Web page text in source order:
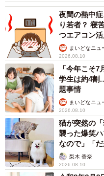
夜間の熱中
り若者？ 寝
つエアコン
まいどなニュ
2026.08.10
「今年こそ
学生は約4
題事情
まいどなニュ
2026.08.10
猫が突然の
襲った爆笑
なので」「
いいね」
梨木 香奈
2026.08.10